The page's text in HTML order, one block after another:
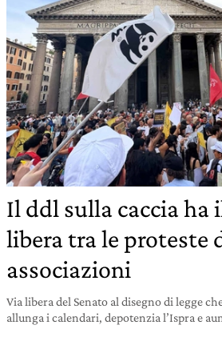
Il ddl sulla caccia ha
libera tra le proteste
associazioni
Via libera del Senato al disegno di legge
allunga i calendari, depotenzia l’Ispra e